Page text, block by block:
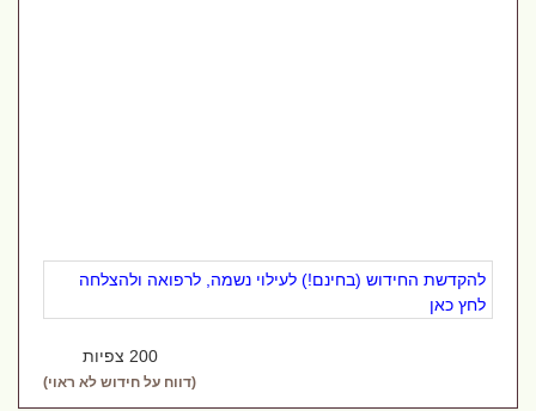
להקדשת החידוש (בחינם!) לעילוי נשמה, לרפואה ולהצלחה
לחץ כאן
200 צפיות
(דווח על חידוש לא ראוי)